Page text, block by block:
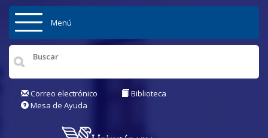
Pasar al contenido principal
Inicio
Institución
Menú
Correo electrónico
Biblioteca
Mesa de Ayuda